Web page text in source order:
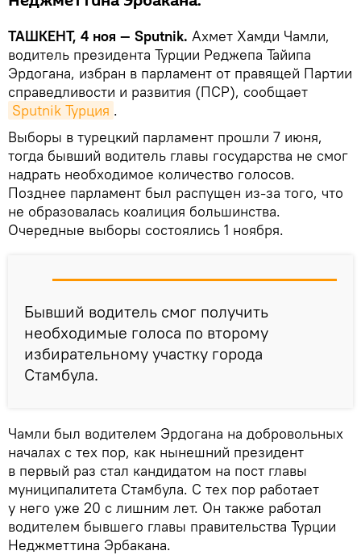
ТАШКЕНТ, 4 ноя — Sputnik. Ахмет Хамди Чамли,
водитель президента Турции Реджепа Тайипа
Эрдогана, избран в парламент от правящей Партии
справедливости и развития (ПСР), сообщает
Sputnik Турция .
Выборы в турецкий парламент прошли 7 июня,
тогда бывший водитель главы государства не смог
надрать необходимое количество голосов.
Позднее парламент был распущен из-за того, что
не образовалась коалиция большинства.
Очередные выборы состоялись 1 ноября.
Бывший водитель смог получить
необходимые голоса по второму
избирательному участку города
Стамбула.
Чамли был водителем Эрдогана на добровольных
началах с тех пор, как нынешний президент
в первый раз стал кандидатом на пост главы
муниципалитета Стамбула. С тех пор работает
у него уже 20 с лишним лет. Он также работал
водителем бывшего главы правительства Турции
Неджметтина Эрбакана.